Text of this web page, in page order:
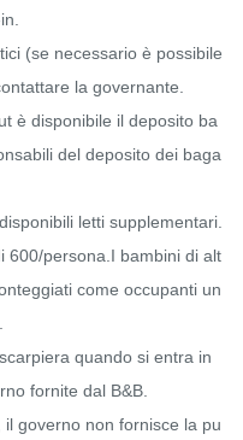
(se necessario è possibile
la governante.
è disponibile il deposito ba
del deposito dei baga
letti supplementari.
600/persona.I bambini di alt
come occupanti un
quando si entra in
fornite dal B&B.
governo non fornisce la pu